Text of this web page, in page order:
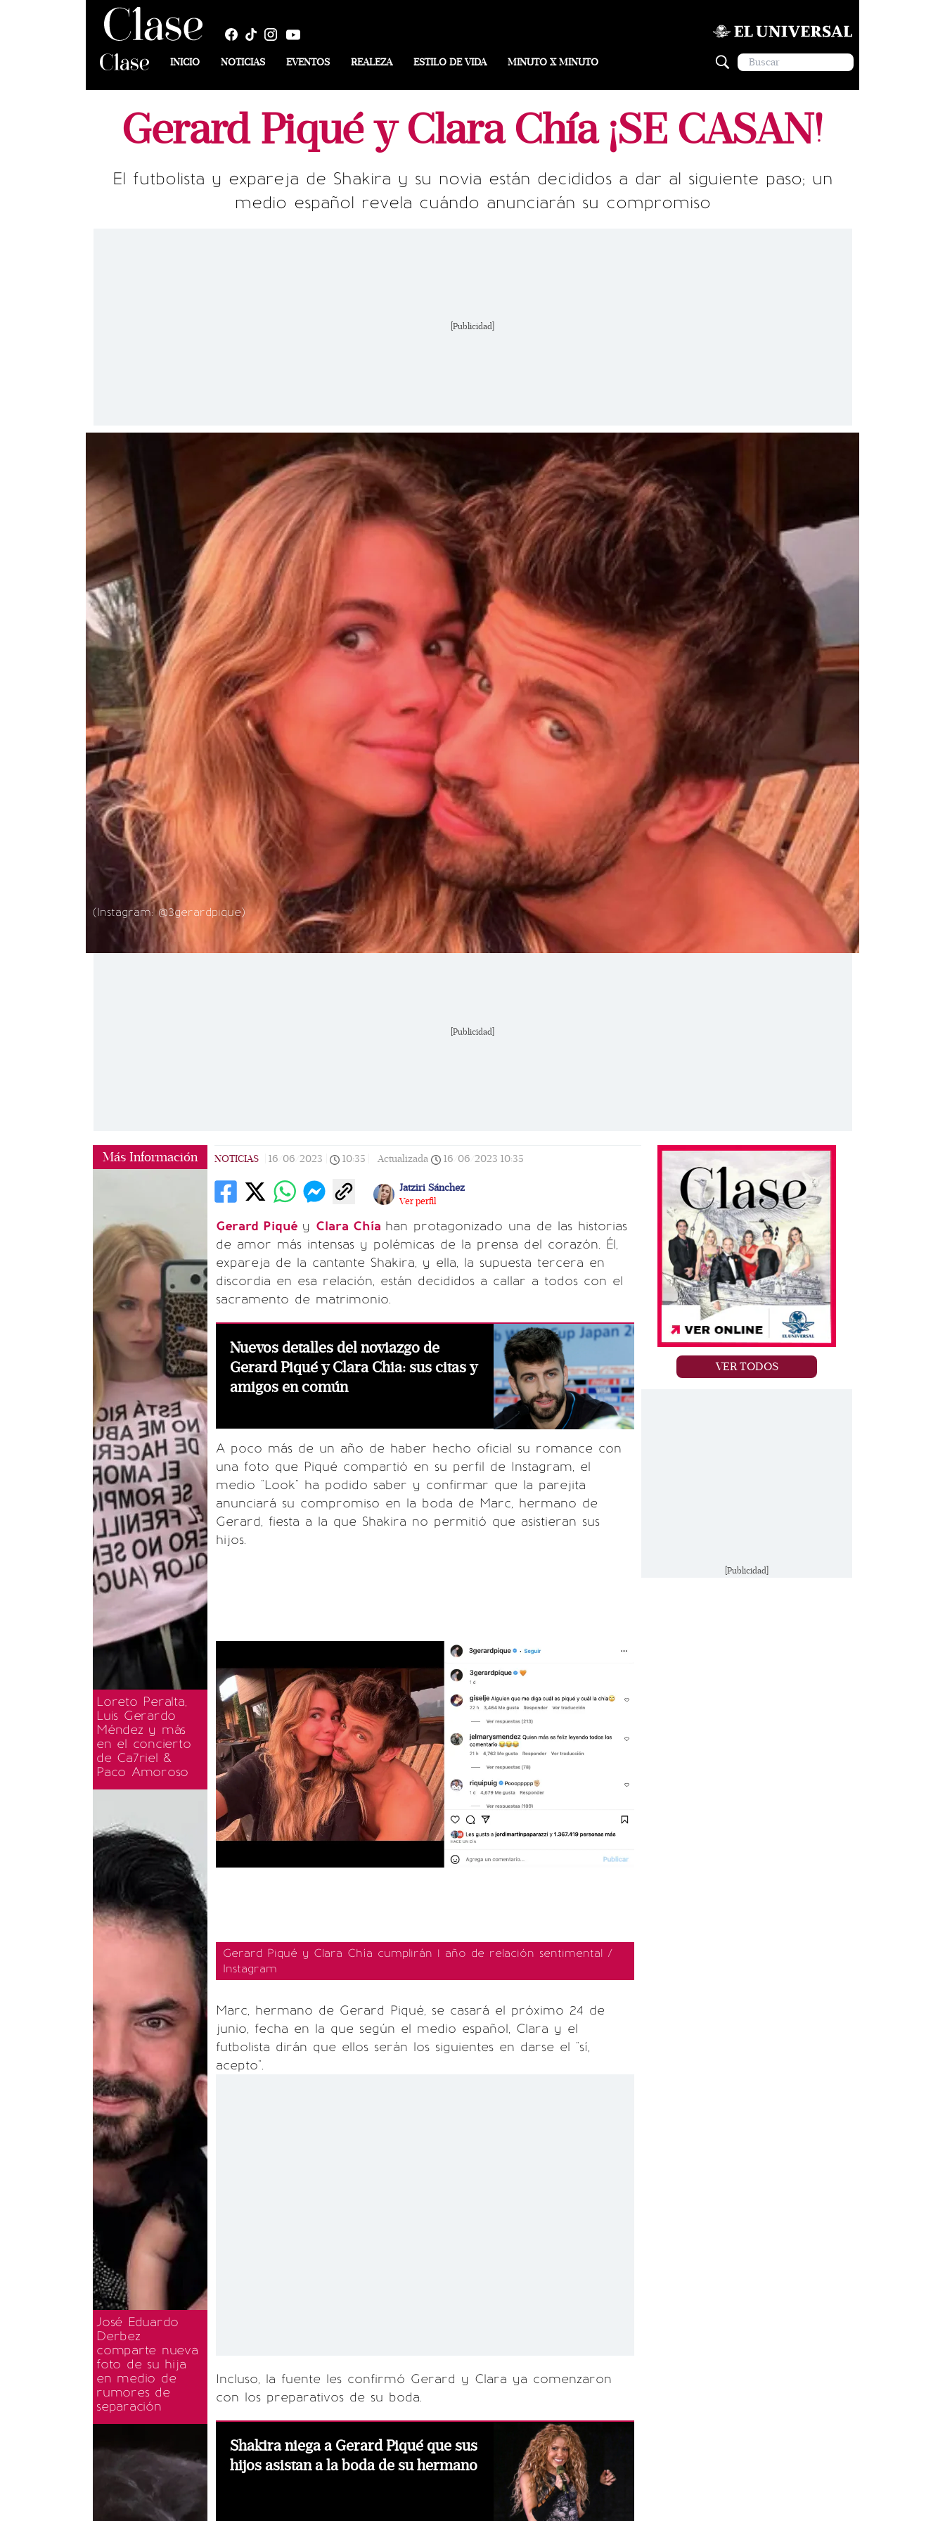
INICIO NOTICIAS EVENTOS REALEZA ESTILO DE VIDA MINUTO X MINUTO
Gerard Piqué y Clara Chía ¡SE CASAN!
El futbolista y expareja de Shakira y su novia están decididos a dar al siguiente paso; un
medio español revela cuándo anunciarán su compromiso
[Publicidad]
(Instagram: @3gerardpique)
[Publicidad]
Más Información
Loreto Peralta,
Luis Gerardo
Méndez y más
en el concierto
de Ca7riel &
Paco Amoroso
José Eduardo
Derbez
comparte nueva
foto de su hija
en medio de
rumores de
separación
NOTICIAS 16/06/2023 10:35 Actualizada 16/06/2023 10:35
Jatziri Sánchez
Ver perfil
Gerard Piqué y Clara Chía han protagonizado una de las historias
de amor más intensas y polémicas de la prensa del corazón. Él,
expareja de la cantante Shakira, y ella, la supuesta tercera en
discordia en esa relación, están decididos a callar a todos con el
sacramento de matrimonio.
Nuevos detalles del noviazgo de
Gerard Piqué y Clara Chia: sus citas y
amigos en común
A poco más de un año de haber hecho oficial su romance con
una foto que Piqué compartió en su perfil de Instagram, el
medio "Look" ha podido saber y confirmar que la parejita
anunciará su compromiso en la boda de Marc, hermano de
Gerard, fiesta a la que Shakira no permitió que asistieran sus
hijos.
Gerard Piqué y Clara Chía cumplirán 1 año de relación sentimental /
Instagram
Marc, hermano de Gerard Piqué, se casará el próximo 24 de
junio, fecha en la que según el medio español, Clara y el
futbolista dirán que ellos serán los siguientes en darse el "sí,
acepto".
Incluso, la fuente les confirmó Gerard y Clara ya comenzaron
con los preparativos de su boda.
Shakira niega a Gerard Piqué que sus
hijos asistan a la boda de su hermano
VER TODOS
[Publicidad]